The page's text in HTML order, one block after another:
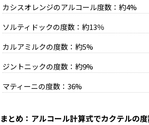
カシスオレンジのアルコール度数：約4%
ソルティドックの度数：約13％
カルアミルクの度数：約5%
ジントニックの度数：約9%
マティーニの度数：36%
まとめ：アルコール計算式でカクテルの